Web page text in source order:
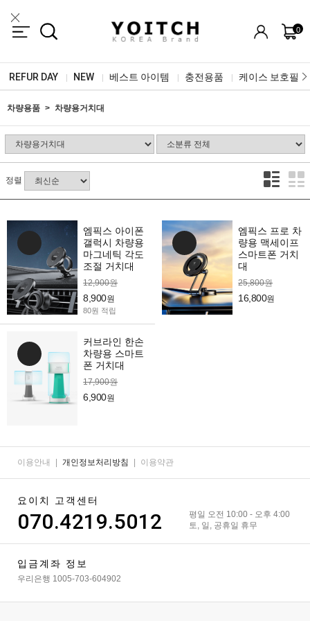
0
REFUR DAY NEW 베스트 아이템 충전용품 케이스 보호필름
차량용품 차량용거치대
정렬
엠픽스 아이폰
갤럭시 차량용
마그네틱 각도
조절 거치대
12,900원
8,900원
80원 적립
엠픽스 프로 차
량용 맥세이프
스마트폰 거치
대
25,800원
16,800원
커브라인 한손
차량용 스마트
폰 거치대
17,900원
6,900원
이용안내 개인정보처리방침 이용약관
요이치 고객센터
070.4219.5012
평일 오전 10:00 - 오후 4:00
토, 일, 공휴일 휴무
입금계좌 정보
우리은행 1005-703-604902